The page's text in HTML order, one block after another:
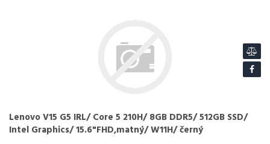
Lenovo V15 G5 IRL/ Core 5 210H/ 8GB DDR5/ 512GB SSD/
Intel Graphics/ 15.6"FHD,matný/ W11H/ černý